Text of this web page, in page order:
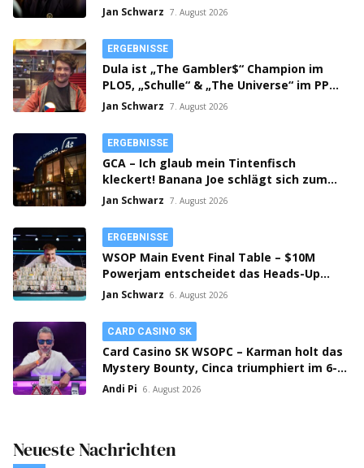
Jan Schwarz 7. August 2026
ERGEBNISSE
Dula ist „The Gambler$“ Champion im
PLO5, „Schulle“ & „The Universe“ im PPM
SHR Finale!
Jan Schwarz 7. August 2026
ERGEBNISSE
GCA – Ich glaub mein Tintenfisch
kleckert! Banana Joe schlägt sich zum
Thursday 3k Sieg durch!
Jan Schwarz 7. August 2026
ERGEBNISSE
WSOP Main Event Final Table – $10M
Powerjam entscheidet das Heads-Up
zwischen Jumalon und Saaskilahti!
Jan Schwarz 6. August 2026
CARD CASINO SK
Card Casino SK WSOPC – Karman holt das
Mystery Bounty, Cinca triumphiert im 6-
Max!
Andi Pi 6. August 2026
Neueste Nachrichten